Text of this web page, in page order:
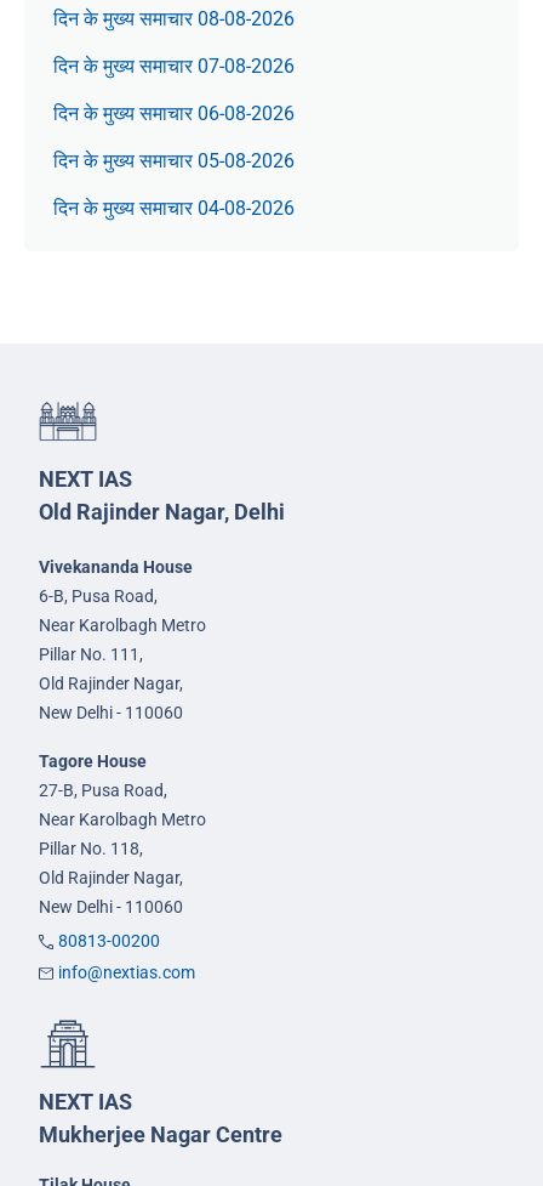
दिन के मुख्य समाचार 08-08-2026
दिन के मुख्य समाचार 07-08-2026
दिन के मुख्य समाचार 06-08-2026
दिन के मुख्य समाचार 05-08-2026
दिन के मुख्य समाचार 04-08-2026
NEXT IAS
Old Rajinder Nagar, Delhi
Vivekananda House
6-B, Pusa Road,
Near Karolbagh Metro
Pillar No. 111,
Old Rajinder Nagar,
New Delhi - 110060
Tagore House
27-B, Pusa Road,
Near Karolbagh Metro
Pillar No. 118,
Old Rajinder Nagar,
New Delhi - 110060
80813-00200
info@nextias.com
NEXT IAS
Mukherjee Nagar Centre